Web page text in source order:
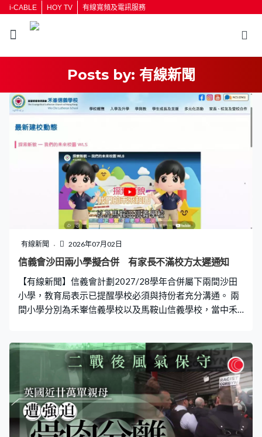
i-CABLE HOY TV 有線寬頻及電訊服務
Posts by: 有線新聞
有線新聞 2026年07月02日
信義會沙田兩小學擬合併 有家長不滿校方太遲通知
【有線新聞】信義會計劃2027/28學年合併屬下兩間沙田
小學，教育局表示已提醒學校必須與持份者充分溝通。 兩
間小學分別為禾輋信義學校以及馬鞍山信義學校，當中禾
校太遲通知。 教育局表示知悉兩間學校已向家長發通告，
並會舉行家長會，已提醒學校必須就相關方案與持份者充
分溝通，並在計劃書中詳述具體內容，以及提交相關證明
文件供教育局審核。